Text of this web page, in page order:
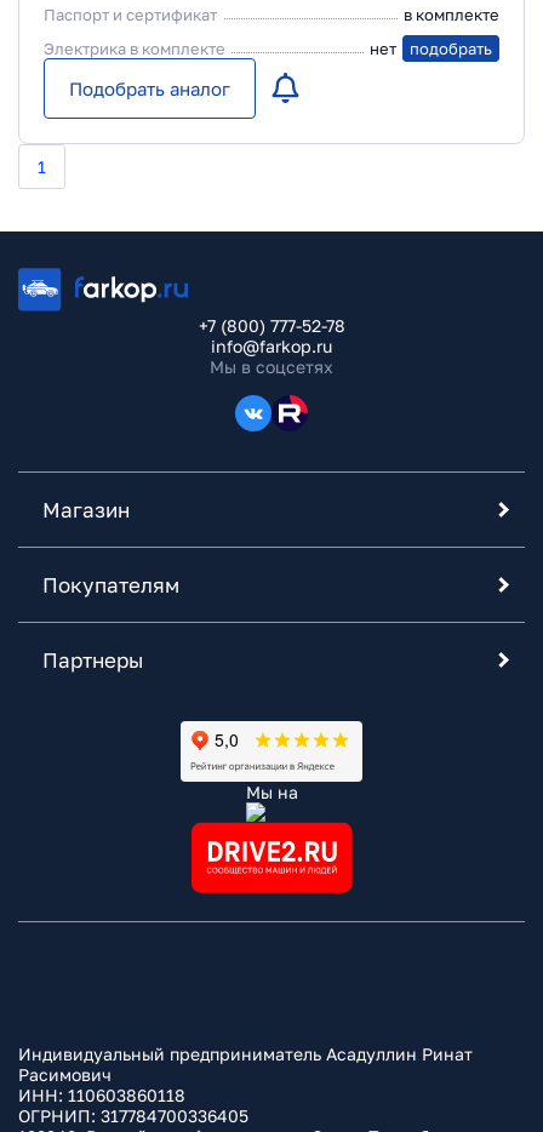
Паспорт и сертификат
в комплекте
Электрика в комплекте
нет подобрать
Подобрать аналог
1
+7 (800) 777-52-78
info@farkop.ru
Мы в соцсетях
Магазин
Покупателям
Партнеры
Мы на
Индивидуальный предприниматель Асадуллин Ринат
Расимович
ИНН: 110603860118
ОГРНИП: 317784700336405